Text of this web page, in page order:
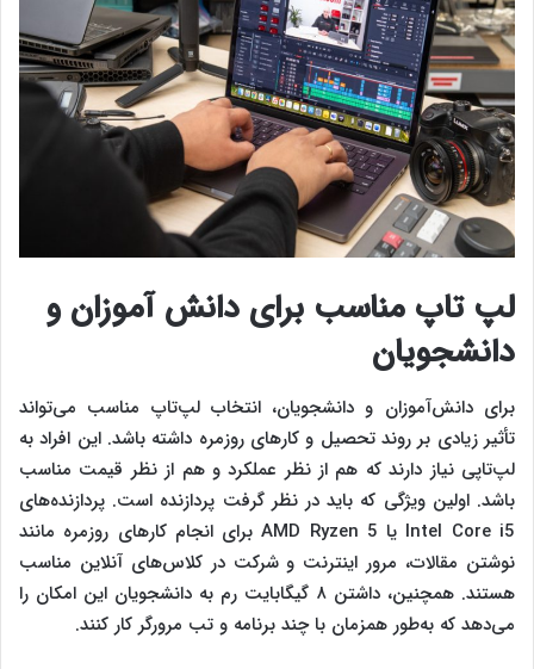
لپ تاپ مناسب برای دانش آموزان و
دانشجویان
برای دانش‌آموزان و دانشجویان، انتخاب لپ‌تاپ مناسب می‌تواند
تأثیر زیادی بر روند تحصیل و کارهای روزمره داشته باشد. این افراد به
لپ‌تاپی نیاز دارند که هم از نظر عملکرد و هم از نظر قیمت مناسب
باشد. اولین ویژگی که باید در نظر گرفت پردازنده است. پردازنده‌های
Intel Core i5 یا AMD Ryzen 5 برای انجام کارهای روزمره مانند
نوشتن مقالات، مرور اینترنت و شرکت در کلاس‌های آنلاین مناسب
هستند. همچنین، داشتن ۸ گیگابایت رم به دانشجویان این امکان را
می‌دهد که به‌طور همزمان با چند برنامه و تب مرورگر کار کنند.